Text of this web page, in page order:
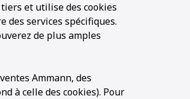
et utilise des cookies
des services spécifiques.
de plus amples
Ammann, des
à celle des cookies). Pour